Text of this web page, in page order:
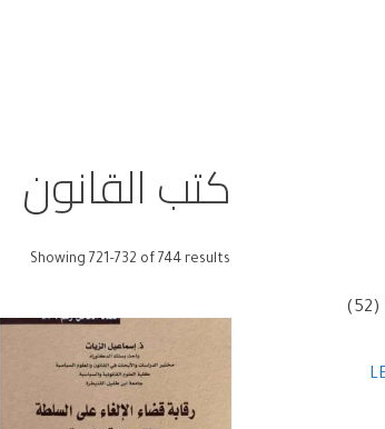
كتب القانون
Showing 721–732 of 744 results
(52)